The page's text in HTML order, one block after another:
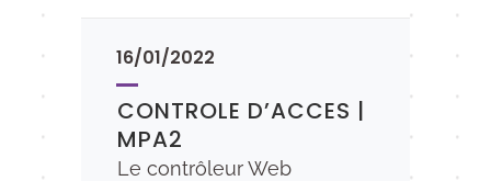
16/01/2022
CONTROLE D’ACCES |
MPA2
Le contrôleur Web